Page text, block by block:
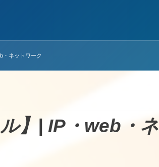
・ネットワーク
】| IP・web・ネ